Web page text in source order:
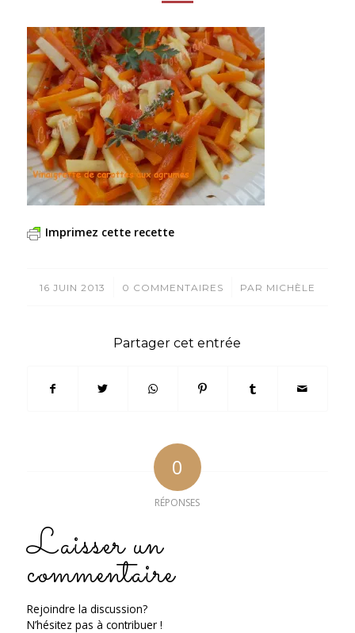
Imprimez cette recette
16 JUIN 2013
/ 0 COMMENTAIRES
/ PAR MICHÈLE
Partager cet entrée
0
RÉPONSES
Laisser un
commentaire
Rejoindre la discussion?
N’hésitez pas à contribuer !